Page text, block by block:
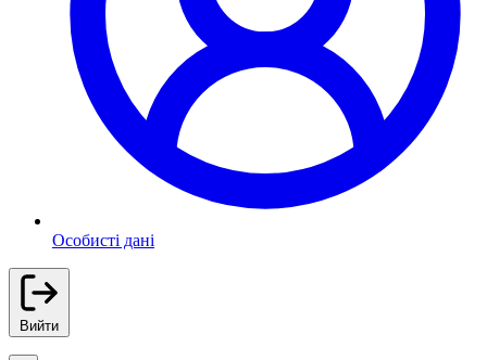
Особисті дані
Вийти